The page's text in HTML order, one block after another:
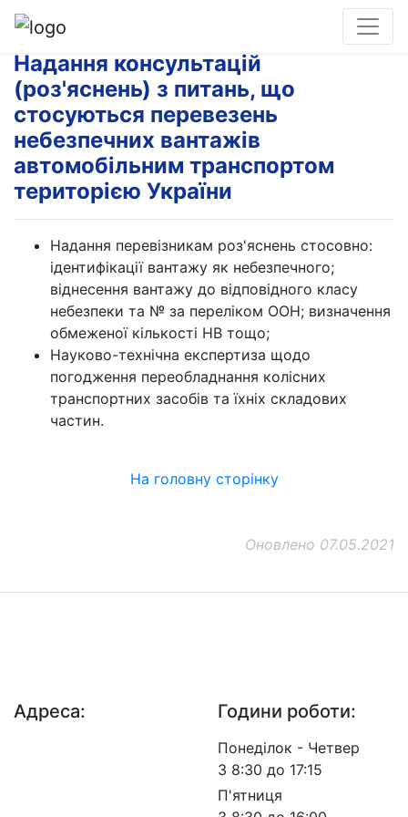
Надання консультацій
(роз'яснень) з питань, що
стосуються перевезень
небезпечних вантажів
автомобільним транспортом
територією України
Надання перевізникам роз'яснень стосовно:
ідентифікації вантажу як небезпечного;
віднесення вантажу до відповідного класу
небезпеки та № за переліком ООН; визначення
обмеженої кількості НВ тощо;
Науково-технічна експертиза щодо
погодження переобладнання колісних
транспортних засобів та їхніх складових
частин.
На головну сторінку
Оновлено 07.05.2021
Адреса: Години роботи:
Понеділок - Четвер
З 8:30 до 17:15
П'ятниця